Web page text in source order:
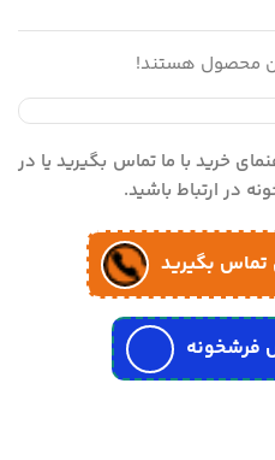
محصول هستند!
خرید با ما تماس بگیرید یا در
در ارتباط باشید.
تماس بگیرید
فرشخونه